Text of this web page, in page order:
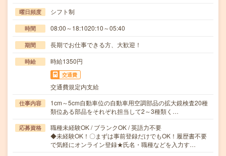
曜日頻度 シフト制
時間 08:00～18:1020:10～05:40
期間 長期でお仕事できる方、大歓迎！
時給 時給1350円
交通費
交通費規定内支給
仕事内容
1cm～5cm自動車位の自動車用空調部品の拡大鏡検査20種
類位ある部品をそれぞれ担当して2～3種類く…
応募資格
職種未経験OK / ブランクOK / 英語力不要
◆未経験OK！〇まずは事前登録だけでもOK！履歴書不要
で気軽にオンライン登録★氏名・職種などを入力す…